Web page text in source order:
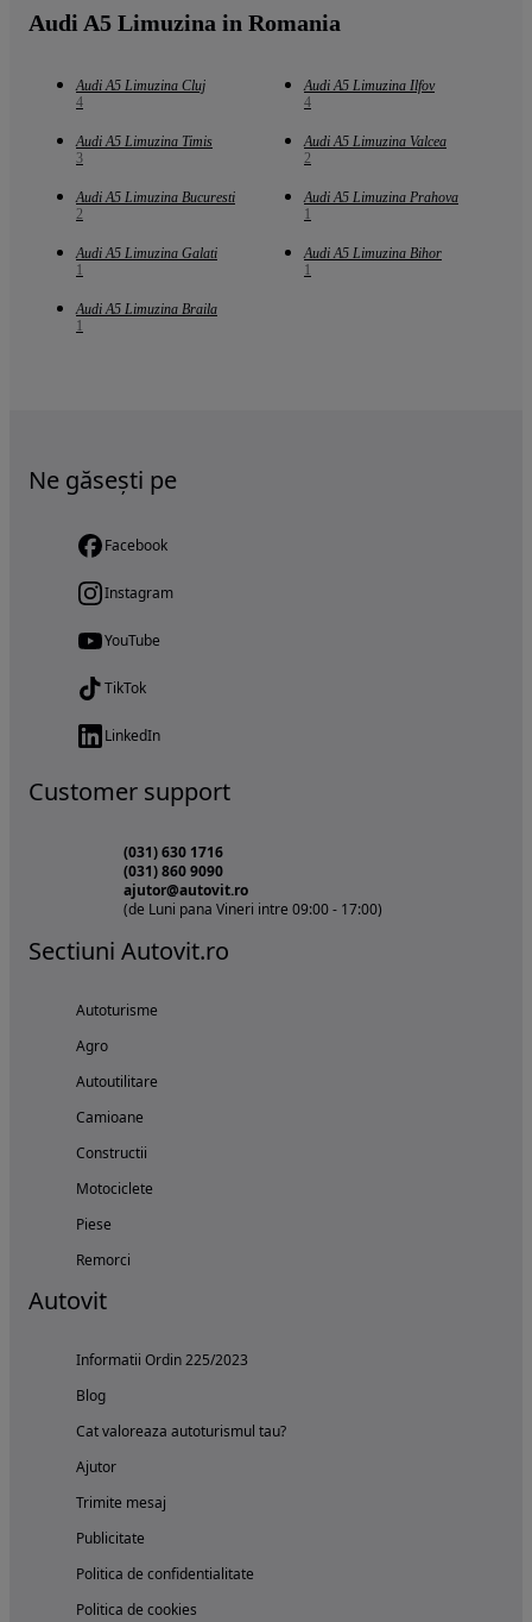
Audi A5 Limuzina in Romania
Audi A5 Limuzina Cluj
4
Audi A5 Limuzina Ilfov
4
Audi A5 Limuzina Timis
3
Audi A5 Limuzina Valcea
2
Audi A5 Limuzina Bucuresti
2
Audi A5 Limuzina Prahova
1
Audi A5 Limuzina Galati
1
Audi A5 Limuzina Bihor
1
Audi A5 Limuzina Braila
1
Ne găsești pe
Facebook
Instagram
YouTube
TikTok
LinkedIn
Customer support
(031) 630 1716
(031) 860 9090
ajutor@autovit.ro
(de Luni pana Vineri intre 09:00 - 17:00)
Sectiuni Autovit.ro
Autoturisme
Agro
Autoutilitare
Camioane
Constructii
Motociclete
Piese
Remorci
Autovit
Informatii Ordin 225/2023
Blog
Cat valoreaza autoturismul tau?
Ajutor
Trimite mesaj
Publicitate
Politica de confidentialitate
Politica de cookies